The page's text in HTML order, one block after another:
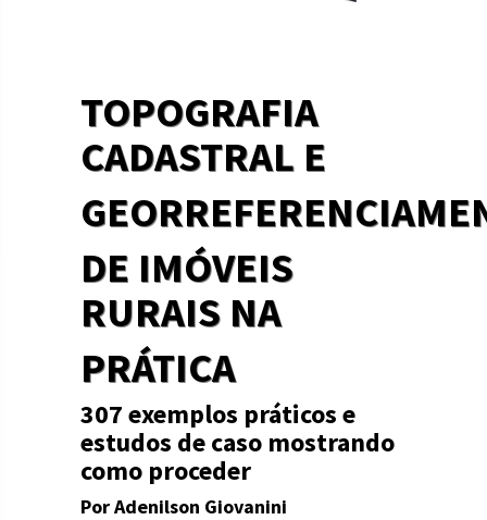
TOPOGRAFIA
CADASTRAL E
DE IMÓVEIS
RURAIS NA
PRÁTICA
307 exemplos práticos e
estudos de caso mostrando
como proceder
Por Adenilson Giovanini